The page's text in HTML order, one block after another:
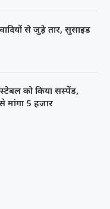
से जुड़े तार, सुसाइड
को किया सस्पेंड,
मांगा 5 हजार